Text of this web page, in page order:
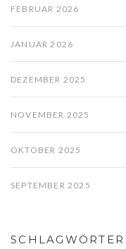
FEBRUAR 2026
JANUAR 2026
DEZEMBER 2025
NOVEMBER 2025
OKTOBER 2025
SEPTEMBER 2025
SCHLAGWÖRTER